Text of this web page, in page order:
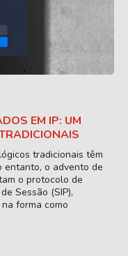
EM IP: UM
tradicionais têm
entanto, o advento de
o protocolo de
Sessão (SIP),
forma como